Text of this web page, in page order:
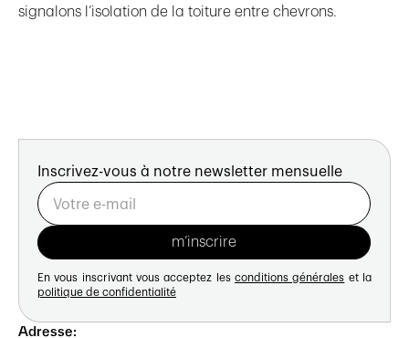
signalons l’isolation de la toiture entre chevrons.
Inscrivez-vous à notre newsletter mensuelle
En vous inscrivant vous acceptez les conditions générales et la
politique de confidentialité
Adresse: